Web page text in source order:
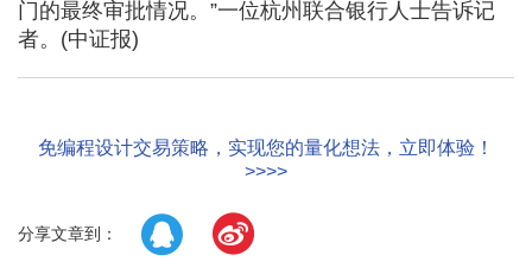
门的最终审批情况。”一位杭州联合银行人士告诉记
者。(中证报)
免编程设计交易策略，实现您的量化想法，立即体验！
>>>>
分享文章到：